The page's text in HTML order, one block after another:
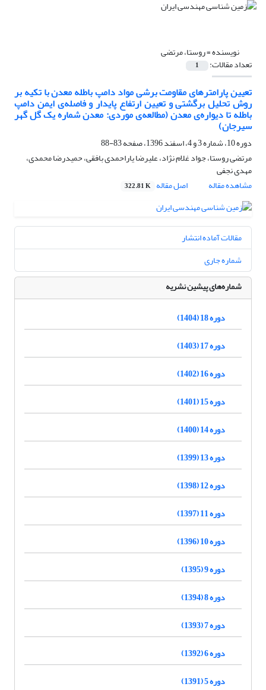
نویسنده =روستا، مرتضی
تعداد مقالات: 1
تعیین پارامترهای مقاومت برشی مواد دامپ باطله معدن با تکیه بر
روش تحلیل برگشتی و تعیین ارتفاع پایدار و فاصله‌ی ایمن دامپ
باطله تا دیواره‌ی معدن (مطالعه‌ی موردی: معدن شماره یک گل گهر
سیرجان)
دوره 10، شماره 3 و 4، اسفند 1396، صفحه
83-88
مرتضی روستا، جواد غلام نژاد، علیرضا یاراحمدی بافقی، حمیدرضا محمدی،
مهدی نجفی
مشاهده مقاله
اصل مقاله 322.81 K
مقالات آماده انتشار
شماره جاری
شماره‌های پیشین نشریه
دوره 18 (1404)
دوره 17 (1403)
دوره 16 (1402)
دوره 15 (1401)
دوره 14 (1400)
دوره 13 (1399)
دوره 12 (1398)
دوره 11 (1397)
دوره 10 (1396)
دوره 9 (1395)
دوره 8 (1394)
دوره 7 (1393)
دوره 6 (1392)
دوره 5 (1391)